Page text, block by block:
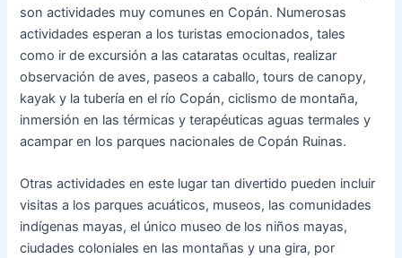
son actividades muy comunes en Copán. Numerosas
actividades esperan a los turistas emocionados, tales
como ir de excursión a las cataratas ocultas, realizar
observación de aves, paseos a caballo, tours de canopy,
kayak y la tubería en el río Copán, ciclismo de montaña,
inmersión en las térmicas y terapéuticas aguas termales y
acampar en los parques nacionales de Copán Ruinas.
Otras actividades en este lugar tan divertido pueden incluir
visitas a los parques acuáticos, museos, las comunidades
indígenas mayas, el único museo de los niños mayas,
ciudades coloniales en las montañas y una gira, por